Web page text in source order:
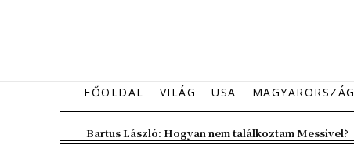
FŐOLDAL VILÁG USA MAGYARORSZÁG
Bartus László: Hogyan nem találkoztam Messivel?